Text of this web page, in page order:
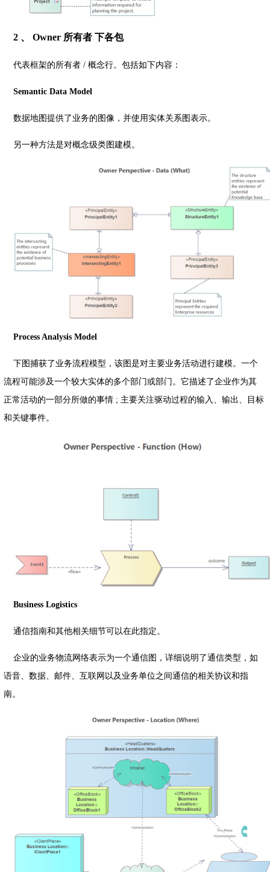
2 、 Owner 所有者 下各包
代表框架的所有者 / 概念行。包括如下内容：
Semantic Data Model
数据地图提供了业务的图像，并使用实体关系图表示。
另一种方法是对概念级类图建模。
Process Analysis Model
下图捕获了业务流程模型，该图是对主要业务活动进行建模。一个
流程可能涉及一个较大实体的多个部门或部门。它描述了企业作为其
正常活动的一部分所做的事情 ; 主要关注驱动过程的输入、输出、目标
和关键事件。
Business Logistics
通信指南和其他相关细节可以在此指定。
企业的业务物流网络表示为一个通信图，详细说明了通信类型，如
语音、数据、邮件、互联网以及业务单位之间通信的相关协议和指
南。